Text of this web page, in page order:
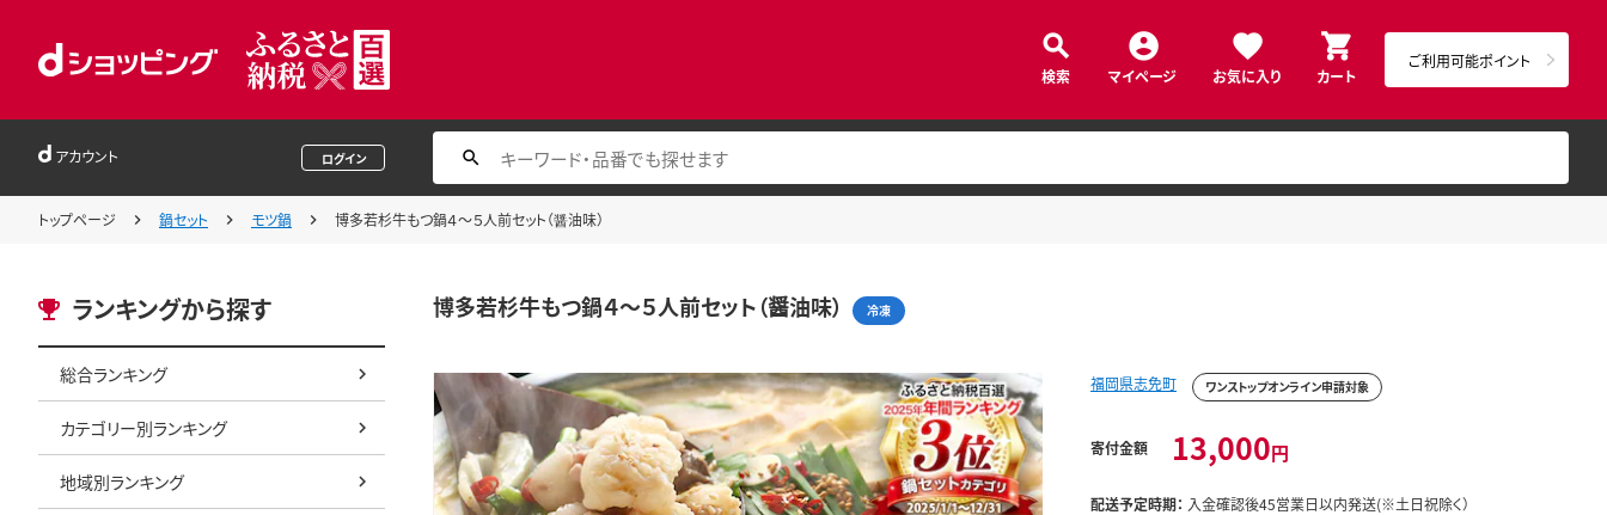
検索 マイページ お気に入り カート
ご利用可能ポイント
アカウント ログイン
トップページ 鍋セット モツ鍋 博多若杉牛もつ鍋４～５人前セット（醤油味）
ランキングから探す
総合ランキング
カテゴリー別ランキング
地域別ランキング
博多若杉牛もつ鍋４～５人前セット（醤油味） 冷凍
福岡県志免町 ワンストップオンライン申請対象
寄付金額 13,000円
配送予定時期： 入金確認後45営業日以内発送(※土日祝除く）